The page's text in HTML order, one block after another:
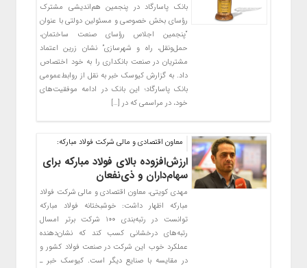
بانک پاسارگاد در پنجمین هم‌اندیشی مشترک
رؤسای بخش خصوصی و مسئولین دولتی با عنوان
“پنجمین اجلاس رؤسای صنعت ساختمان،
حمل‌ونقل، راه و شهرسازی” نشان زرین اعتماد
مشتریان در صنعت بانکداری را به خود اختصاص
داد. به گزارش کیوسک خبر به نقل از روابط‌عمومی
بانک پاسارگاد؛ این بانک در ادامه موفقیت‌های
خود، در مراسمی که در […]
معاون اقتصادی و مالی شرکت فولاد مبارکه:
ارزش‌افزوده بالای فولاد مبارکه برای
سهام‌داران و ذی‌نفعان
مهدی کویتی، معاون اقتصادی و مالی شرکت فولاد
مبارکه اظهار داشت: خوشبختانه فولاد مبارکه
توانست در رتبه‌بندی ۱۰۰ شرکت برتر امسال
رتبه‌های درخشانی کسب کند که نشان‌دهنده
عملکرد خوب این شرکت در صنعت فولاد کشور و
در مقایسه با صنایع دیگر است. کیوسک خبر ـ